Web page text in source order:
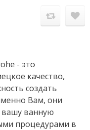
- это
качество,
создать
Вам, они
вашу ванную
процедурами в